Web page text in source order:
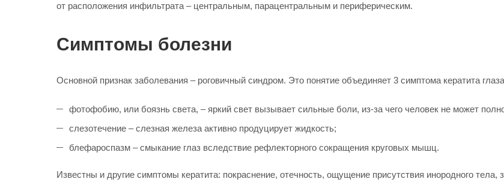
от расположения инфильтрата – центральным, парацентральным и периферическим.
Симптомы болезни
Основной признак заболевания – роговичный синдром. Это понятие объединяет 3 симптома кератита
фотофобию, или боязнь света, – яркий свет вызывает сильные боли, из-за чего человек не может
слезотечение – слезная железа активно продуцирует жидкость;
блефароспазм – смыкание глаз вследствие рефлекторного сокращения круговых мышц.
Известны и другие симптомы кератита: покраснение, отечность, ощущение присутствия инородного тела,